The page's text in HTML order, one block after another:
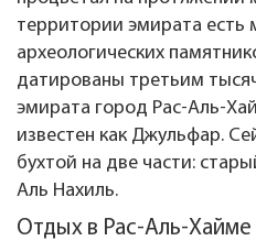
территории эмирата есть
археологических
датированы третьим
эмирата город Рас-Аль-
известен как Джульфар.
бухтой на две части:
Аль Нахиль.
Отдых в Рас-Аль-